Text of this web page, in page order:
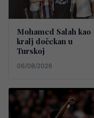
Mohamed Salah kao
kralj dočekan u
Turskoj
06/08/2026